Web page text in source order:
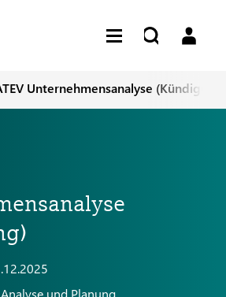
Unternehmensanalyse (Kündigung)